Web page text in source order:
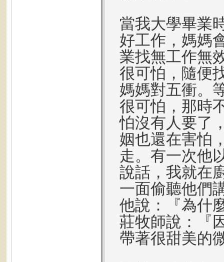
當我大學畢業
好工作，媽媽
業找無工作無
很可怕，隨便
媽媽對五衝。
很可怕，那時
怕沒有人要了
姻也還在害怕
走。有一次他
說話，我就在
一面偷聽他們
他說：『為什
莊牧師說：『
帶著很甜美的